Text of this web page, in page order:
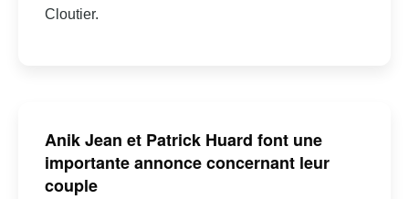
Cloutier.
Anik Jean et Patrick Huard font une
importante annonce concernant leur
couple